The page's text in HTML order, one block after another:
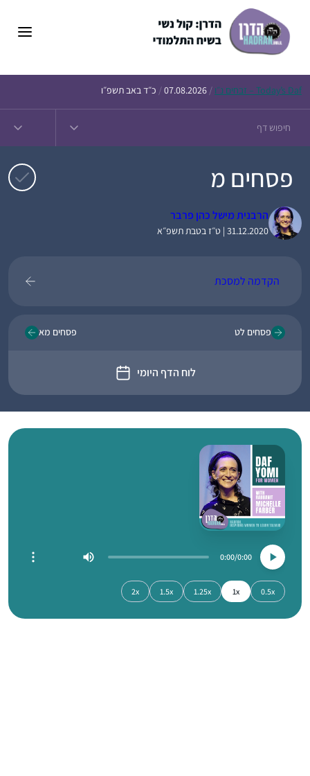
Today’s Daf – זבחים נ״ו /
07.08.2026
/ כ״ד באב תשפ״ו
פסחים מ
הרבנית מישל כהן פרבר
31.12.2020 | ט״ז בטבת תשפ״א
הקדמה למסכת
פסחים לט
לוח הדף היומי
פסחים מא
0:00
0:00
0.5x
1x
1.25x
1.5x
2x